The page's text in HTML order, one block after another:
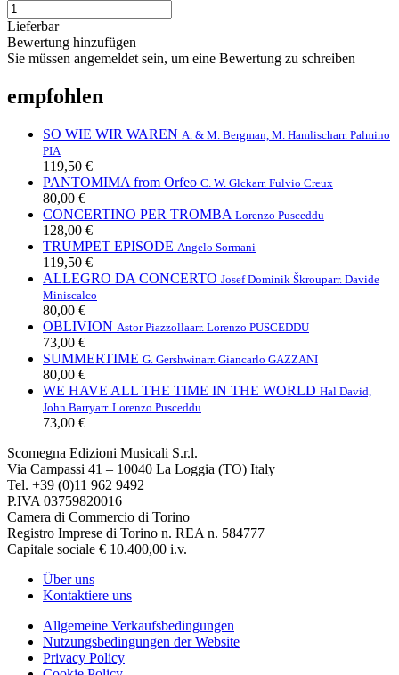
Lieferbar
Bewertung hinzufügen
Sie müssen angemeldet sein, um eine Bewertung zu schreiben
empfohlen
SO WIE WIR WAREN A. & M. Bergman, M. Hamlischarr. Palmino
PIA
119,50 €
PANTOMIMA from Orfeo C. W. Glckarr. Fulvio Creux
80,00 €
CONCERTINO PER TROMBA Lorenzo Pusceddu
128,00 €
TRUMPET EPISODE Angelo Sormani
119,50 €
ALLEGRO DA CONCERTO Josef Dominik Škrouparr. Davide
Miniscalco
80,00 €
OBLIVION Astor Piazzollaarr. Lorenzo PUSCEDDU
73,00 €
SUMMERTIME G. Gershwinarr. Giancarlo GAZZANI
80,00 €
WE HAVE ALL THE TIME IN THE WORLD Hal David,
John Barryarr. Lorenzo Pusceddu
73,00 €
Scomegna Edizioni Musicali S.r.l.
Via Campassi 41 – 10040 La Loggia (TO) Italy
Tel. +39 (0)11 962 9492
P.IVA 03759820016
Camera di Commercio di Torino
Registro Imprese di Torino n. REA n. 584777
Capitale sociale € 10.400,00 i.v.
Über uns
Kontaktiere uns
Allgemeine Verkaufsbedingungen
Nutzungsbedingungen der Website
Privacy Policy